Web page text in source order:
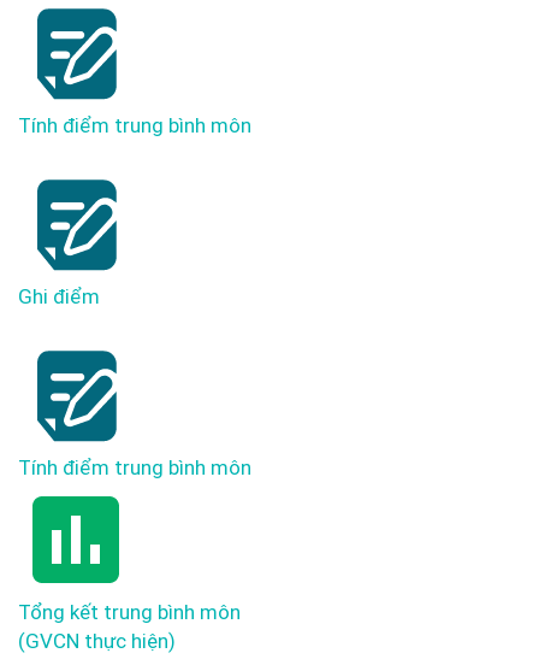
Tính điểm trung bình môn
Ghi điểm
Tính điểm trung bình môn
Tổng kết trung bình môn
(GVCN thực hiện)